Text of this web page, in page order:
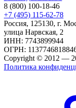
8 (800) 100-18-46
+7 (495) 115-62-78
Россия, 125130, г.
улица Нарвская, 2
ИНН: 7743899944
ОГРН:
Copyright © 2012 —
Политика